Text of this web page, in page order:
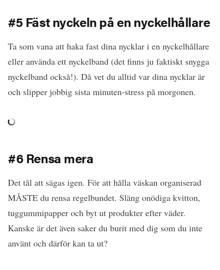
#5 Fäst nyckeln på en nyckelhållare
Ta som vana att haka fast dina nycklar i en nyckelhållare
eller använda ett nyckelband (det finns ju faktiskt snygga
nyckelband också!). Då vet du alltid var dina nycklar är
och slipper jobbig sista minuten-stress på morgonen.
#6 Rensa mera
Det tål att sägas igen. För att hålla väskan organiserad
MÅSTE du rensa regelbundet. Släng onödiga kvitton,
tuggummipapper och byt ut produkter efter väder.
Kanske är det även saker du burit med dig som du inte
använt och därför kan ta ut?